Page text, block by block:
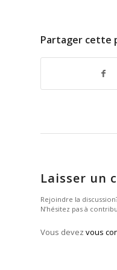
Partager cette
Laisser un
Rejoindre la
N’hésitez pas à
Vous devez vous